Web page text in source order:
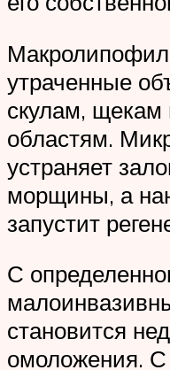
утраченные
скулам,
областям.
устраняет
морщины, а
запустит
С
становится
омоложения.